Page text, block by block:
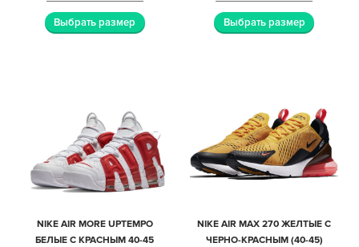
Выбрать размер Выбрать размер
NIKE AIR MORE UPTEMPO
БЕЛЫЕ С КРАСНЫМ 40-45
NIKE AIR MAX 270 ЖЕЛТЫЕ С
ЧЕРНО-КРАСНЫМ (40-45)